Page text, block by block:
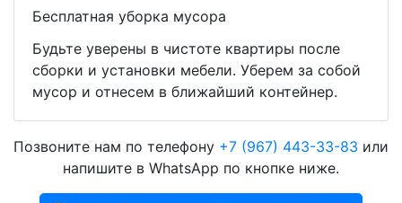
Бесплатная уборка мусора
Будьте уверены в чистоте квартиры после
сборки и установки мебели. Уберем за собой
мусор и отнесем в ближайший контейнер.
Позвоните нам по телефону +7 (967) 443-33-83 или
напишите в WhatsApp по кнопке ниже.